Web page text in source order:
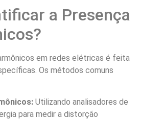
a Presença
em redes elétricas é feita
Os métodos comuns
Utilizando analisadores de
para medir a distorção